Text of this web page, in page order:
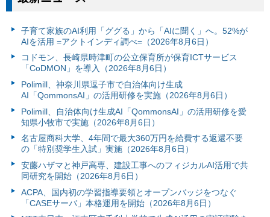
子育て家族のAI利用「ググる」から「AIに聞く」へ。52%が
AIを活用 =アクトインディ調べ=（2026年8月6日）
コドモン、長崎県時津町の公立保育所が保育ICTサービス
「CoDMON」を導入（2026年8月6日）
Polimill、神奈川県逗子市で自治体向け生成
AI「QommonsAI」の活用研修を実施（2026年8月6日）
Polimill、自治体向け生成AI「QommonsAI」の活用研修を愛
知県小牧市で実施（2026年8月6日）
名古屋商科大学、4年間で最大360万円を給費する返還不要
の「特別奨学生入試」実施（2026年8月6日）
安藤ハザマと神戸高専、建設工事へのフィジカルAI活用で共
同研究を開始（2026年8月6日）
ACPA、国内初の学習指導要領とオープンバッジをつなぐ
「CASEサーバ」本格運用を開始（2026年8月6日）